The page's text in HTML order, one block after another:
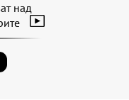
над